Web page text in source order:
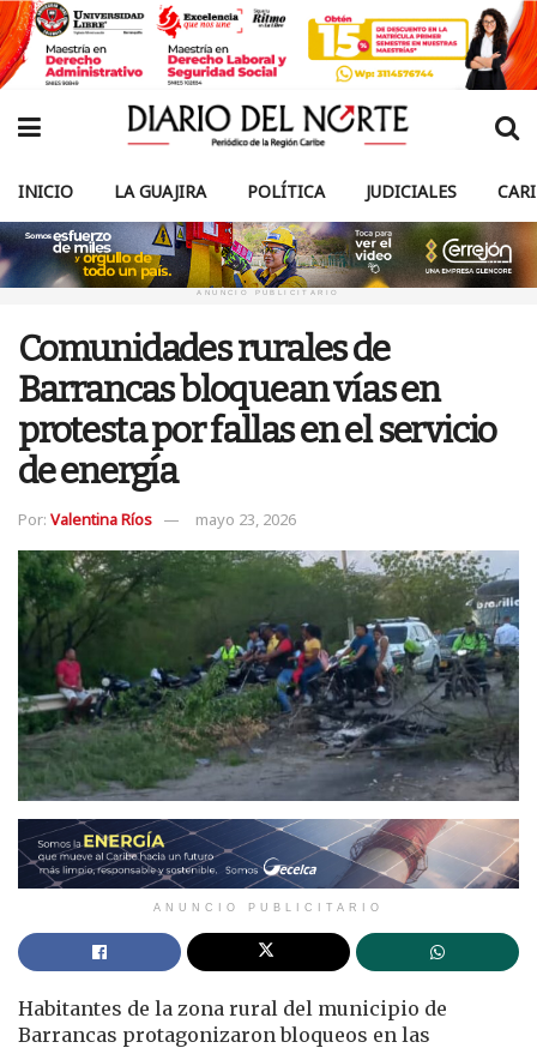
INICIO LA GUAJIRA POLÍTICA JUDICIALES
ANUNCIO PUBLICITARIO
Comunidades rurales de
Barrancas bloquean vías en
protesta por fallas en el servicio
de energía
Por: Valentina Ríos mayo 23, 2026
ANUNCIO PUBLICITARIO
Habitantes de la zona rural del municipio de
Barrancas protagonizaron bloqueos en las